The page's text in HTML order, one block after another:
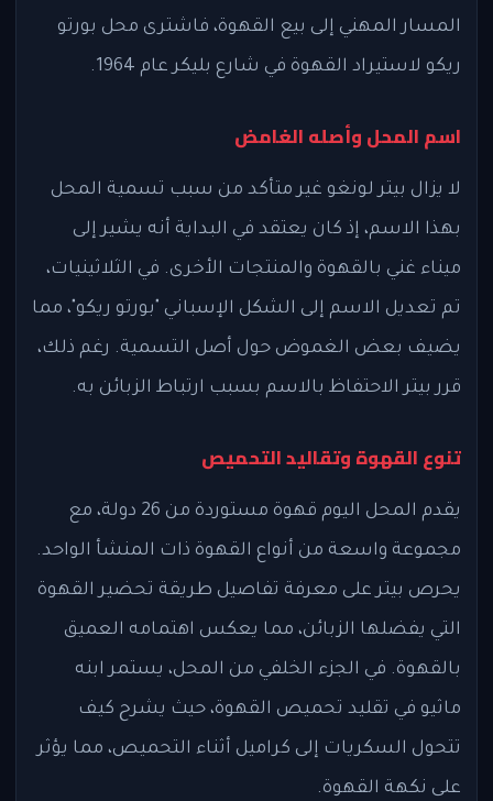
المسار المهني إلى بيع القهوة، فاشترى محل بورتو
ريكو لاستيراد القهوة في شارع بليكر عام 1964.
اسم المحل وأصله الغامض
لا يزال بيتر لونغو غير متأكد من سبب تسمية المحل
بهذا الاسم، إذ كان يعتقد في البداية أنه يشير إلى
ميناء غني بالقهوة والمنتجات الأخرى. في الثلاثينيات،
تم تعديل الاسم إلى الشكل الإسباني "بورتو ريكو"، مما
يضيف بعض الغموض حول أصل التسمية. رغم ذلك،
قرر بيتر الاحتفاظ بالاسم بسبب ارتباط الزبائن به.
تنوع القهوة وتقاليد التحميص
يقدم المحل اليوم قهوة مستوردة من 26 دولة، مع
مجموعة واسعة من أنواع القهوة ذات المنشأ الواحد.
يحرص بيتر على معرفة تفاصيل طريقة تحضير القهوة
التي يفضلها الزبائن، مما يعكس اهتمامه العميق
بالقهوة. في الجزء الخلفي من المحل، يستمر ابنه
ماثيو في تقليد تحميص القهوة، حيث يشرح كيف
تتحول السكريات إلى كراميل أثناء التحميص، مما يؤثر
على نكهة القهوة.